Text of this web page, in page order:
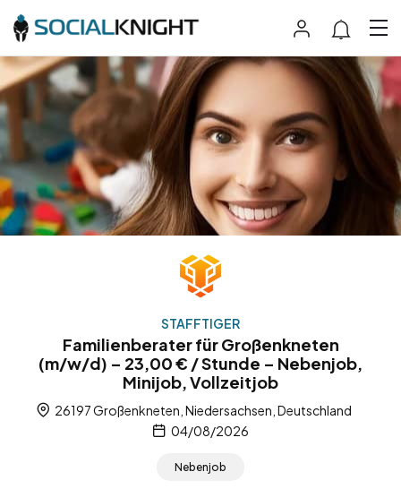
STAFFTIGER
Familienberater für Großenkneten
(m/w/d) – 23,00 € / Stunde – Nebenjob,
Minijob, Vollzeitjob
26197 Großenkneten, Niedersachsen, Deutschland
04/08/2026
Nebenjob